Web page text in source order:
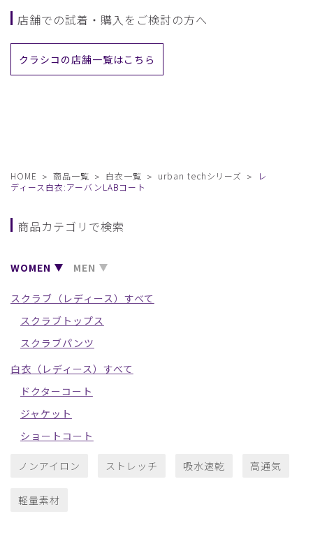
店舗での試着・購入をご検討の方へ
クラシコの店舗一覧はこちら
HOME 商品一覧 白衣一覧 urban techシリーズ
レ
ディース白衣:アーバンLABコート
商品カテゴリで検索
WOMEN MEN
スクラブ（レディース）すべて
スクラブトップス
スクラブパンツ
白衣（レディース）すべて
ドクターコート
ジャケット
ショートコート
ノンアイロン ストレッチ 吸水速乾 高通気
軽量素材